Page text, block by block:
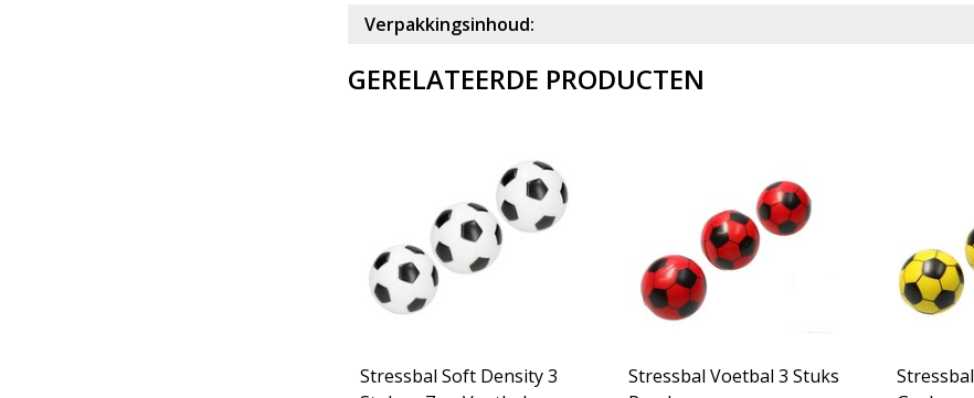
Verpakkingsinhoud:
GERELATEERDE PRODUCTEN
Stressbal Soft Density 3
Stressbal Voetbal 3 Stuks
Stressbal Voetbal 3 Stuks